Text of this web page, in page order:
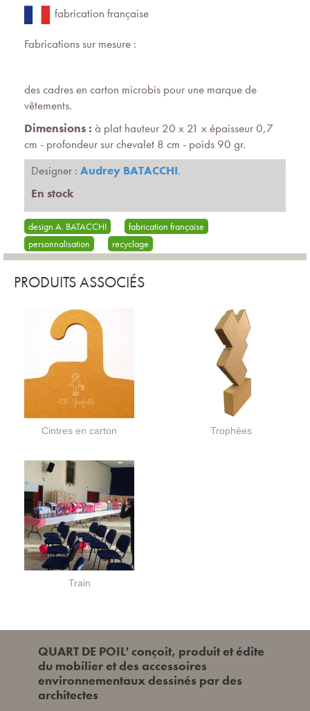
fabrication française
Fabrications sur mesure :
des cadres en carton microbis pour une marque de
vêtements.
Dimensions : à plat hauteur 20 x 21 x épaisseur 0,7
cm - profondeur sur chevalet 8 cm - poids 90 gr.
Designer : Audrey BATACCHI.
En stock
design A. BATACCHI
fabrication française
personnalisation
recyclage
PRODUITS ASSOCIÉS
Cintres en carton Trophées
Train
QUART DE POIL' conçoit, produit et édite
du mobilier et des accessoires
environnementaux dessinés par des
architectes